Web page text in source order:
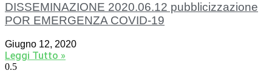
DISSEMINAZIONE 2020.06.12 pubblicizzazione
POR EMERGENZA COVID-19
Giugno 12, 2020
Leggi Tutto »